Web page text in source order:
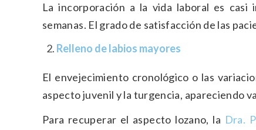
La incorporación a la vida laboral es casi
semanas. El grado de satisfacción de las
Relleno de labios mayores
El envejecimiento cronológico o las
aspecto juvenil y la turgencia, apareciendo
Para recuperar el aspecto lozano, la​ Dra.